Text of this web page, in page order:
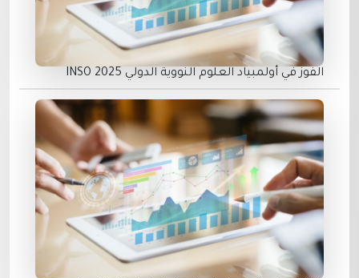
الفوز في أولمبياد العلوم النووية الدولي INSO 2025